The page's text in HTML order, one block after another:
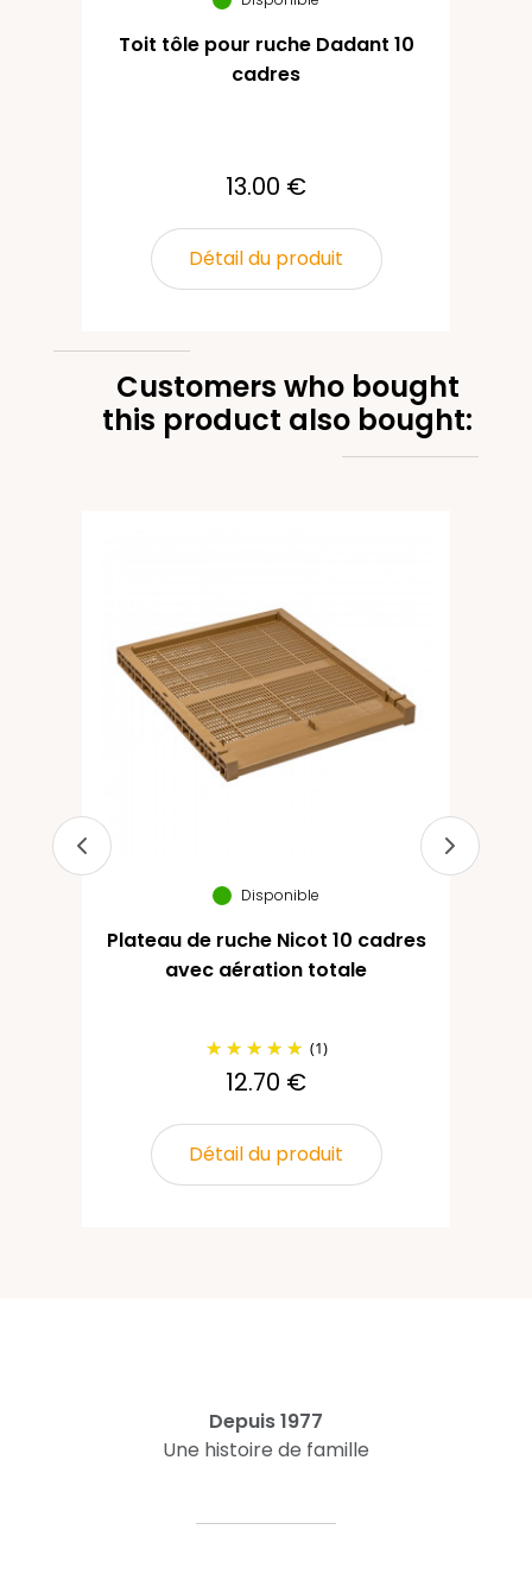
Toit tôle pour ruche Dadant 10
cadres
13.00 €
Détail du produit
Customers who bought
this product also bought:
Disponible
Plateau de ruche Nicot 10 cadres
avec aération totale
(1)
12.70 €
Détail du produit
Depuis 1977
Une histoire de famille